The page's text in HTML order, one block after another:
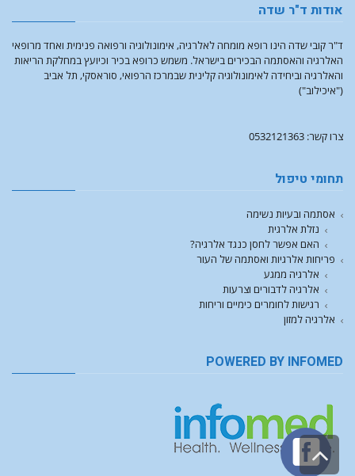
אודות ד"ר שדה
ד"ר קובי שדה הינו רופא מומחה לאלרגיה, אימונולוגיה ורפואה פנימית ואחד מרופאי
האלרגיה והאסתמה הבכירים בישראל. משמש כרופא בכיר וכיועץ במחלקת הריאות
והאלרגיה וביחידה לאימונולוגיה קלינית שבמרכז הרפואי, סוראסקי, תל אביב
("איכילוב")
צרו קשר: 0532121363
תחומי טיפול
אסתמה ובעיות נשימה
נזלת אלרגית
האם אפשר לחסן כנגד אלרגיה?
פריחות אלרגיות ואסתמה של העור
אלרגיה ממגע
אלרגיה לדבורים וצרעות
רגישות לחומרים כימיים וריחות
אלרגיה למזון
POWERED BY INFOMED
גלילה